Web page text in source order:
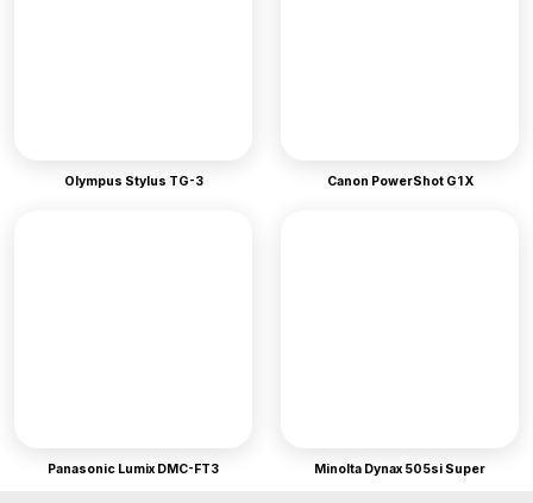
Olympus Stylus TG-3 Canon PowerShot G1 X
Panasonic Lumix DMC-FT3 Minolta Dynax 505si Super